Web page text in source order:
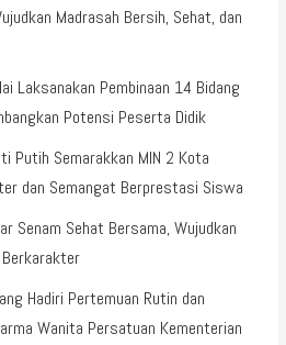
Madrasah Bersih, Sehat, dan
Laksanakan Pembinaan 14 Bidang
Potensi Peserta Didik
Putih Semarakkan MIN 2 Kota
dan Semangat Berprestasi Siswa
Senam Sehat Bersama, Wujudkan
Hadiri Pertemuan Rutin dan
Wanita Persatuan Kementerian